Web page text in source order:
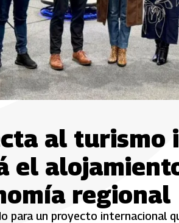
al turismo
el
regional
para un proyecto internacional